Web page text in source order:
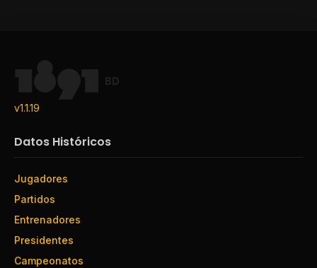
BD
v1.1.19
Datos Históricos
Jugadores
Partidos
Entrenadores
Presidentes
Campeonatos